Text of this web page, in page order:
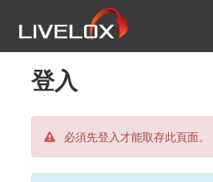
登入
必須先登入才能取存此頁面。